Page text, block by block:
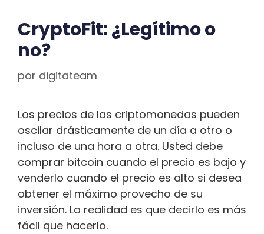
CryptoFit: ¿Legítimo o
no?
por digitateam
Los precios de las criptomonedas pueden
oscilar drásticamente de un día a otro o
incluso de una hora a otra. Usted debe
comprar bitcoin cuando el precio es bajo y
venderlo cuando el precio es alto si desea
obtener el máximo provecho de su
inversión. La realidad es que decirlo es más
fácil que hacerlo.